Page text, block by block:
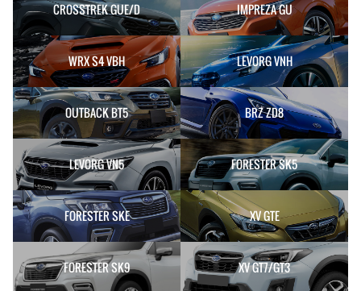
CROSSTREK GUE/D IMPREZA GU
WRX S4 VBH LEVORG VNH
OUTBACK BT5 BRZ ZD8
LEVORG VN5 FORESTER SK5
FORESTER SKE XV GTE
FORESTER SK9 XV GT7/GT3